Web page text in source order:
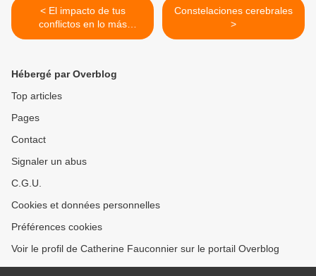
< El impacto de tus
conflictos en lo más
profundo del metabolismo
Constelaciones cerebrales
>
Hébergé par Overblog
Top articles
Pages
Contact
Signaler un abus
C.G.U.
Cookies et données personnelles
Préférences cookies
Voir le profil de Catherine Fauconnier sur le portail Overblog